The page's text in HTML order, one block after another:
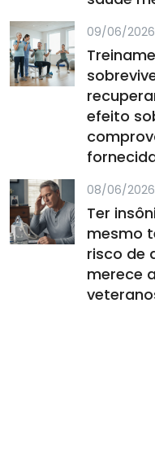
09/06/2026
efeito
08/06/2026
Ter
mesmo
risco de
merece